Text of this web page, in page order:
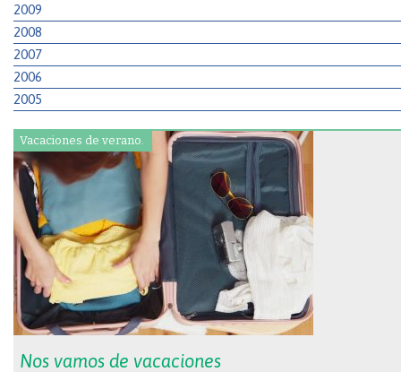
2009
2008
2007
2006
2005
Vacaciones de verano.
Nos vamos de vacaciones